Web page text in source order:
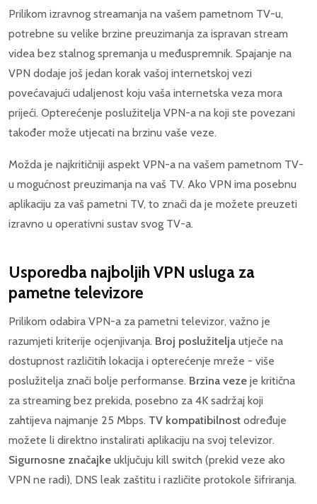
Prilikom izravnog streamanja na vašem pametnom TV-u,
potrebne su velike brzine preuzimanja za ispravan stream
videa bez stalnog spremanja u međuspremnik. Spajanje na
VPN dodaje još jedan korak vašoj internetskoj vezi
povećavajući udaljenost koju vaša internetska veza mora
prijeći. Opterećenje poslužitelja VPN-a na koji ste povezani
također može utjecati na brzinu vaše veze.
Možda je najkritičniji aspekt VPN-a na vašem pametnom TV-
u mogućnost preuzimanja na vaš TV. Ako VPN ima posebnu
aplikaciju za vaš pametni TV, to znači da je možete preuzeti
izravno u operativni sustav svog TV-a.
Usporedba najboljih VPN usluga za
pametne televizore
Prilikom odabira VPN-a za pametni televizor, važno je
razumjeti kriterije ocjenjivanja. Broj poslužitelja utječe na
dostupnost različitih lokacija i opterećenje mreže - više
poslužitelja znači bolje performanse. Brzina veze je kritična
za streaming bez prekida, posebno za 4K sadržaj koji
zahtijeva najmanje 25 Mbps. TV kompatibilnost određuje
možete li direktno instalirati aplikaciju na svoj televizor.
Sigurnosne značajke uključuju kill switch (prekid veze ako
VPN ne radi), DNS leak zaštitu i različite protokole šifriranja.